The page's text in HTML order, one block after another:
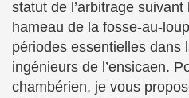
statut de l’arbitrage
hameau de la fosse-au-
périodes essentielles dans
ingénieurs de l’ensicaen.
chambérien, je vous